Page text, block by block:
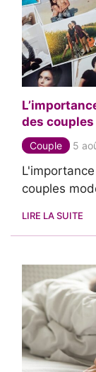
des
Couple 5
couples
LIRE LA SUITE